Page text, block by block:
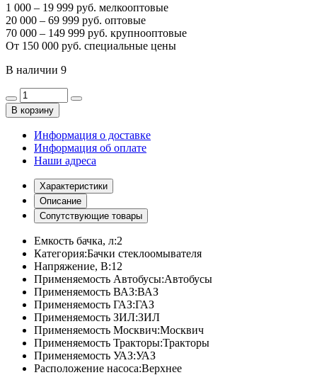
1 000 – 19 999 руб. мелкооптовые
20 000 – 69 999 руб. оптовые
70 000 – 149 999 руб. крупнооптовые
От 150 000 руб. специальные цены
В наличии 9
В корзину
Информация о доставке
Информация об оплате
Наши адреса
Характеристики
Описание
Сопутствующие товары
Емкость бачка, л:2
Категория:Бачки стеклоомывателя
Напряжение, В:12
Применяемость Автобусы:Автобусы
Применяемость ВАЗ:ВАЗ
Применяемость ГАЗ:ГАЗ
Применяемость ЗИЛ:ЗИЛ
Применяемость Москвич:Москвич
Применяемость Тракторы:Тракторы
Применяемость УАЗ:УАЗ
Расположение насоса:Верхнее